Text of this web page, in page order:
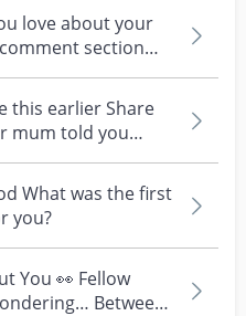
love about your
section
this earlier Share
mum told you
What was the first
you?
You 👀 Fellow
Between